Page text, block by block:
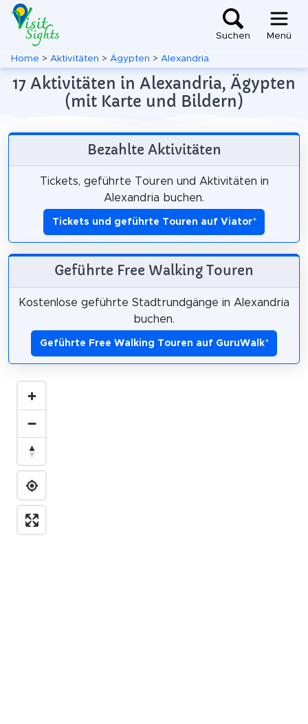
Suchen Menü
Home > Aktivitäten > Ägypten > Alexandria
17 Aktivitäten in Alexandria, Ägypten
(mit Karte und Bildern)
Bezahlte Aktivitäten
Tickets, geführte Touren und Aktivitäten in
Alexandria buchen.
Tickets und geführte Touren auf Viator*
Geführte Free Walking Touren
Kostenlose geführte Stadtrundgänge in Alexandria
buchen.
Geführte Free Walking Touren auf GuruWalk*